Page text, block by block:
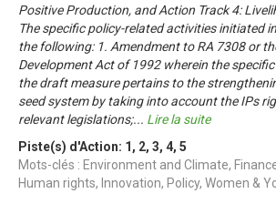
Positive Production, and Action Track 4:
The specific policy-related activities initiated
the following: 1. Amendment to RA 7308 or
Development Act of 1992 wherein the
the draft measure pertains to the
seed system by taking into account the IPs
relevant legislations;... Lire la suite
Piste(s) d'Action: 1 , 2, 3, 4, 5
Mots-clés : Environment and Climate,
Human rights, Innovation, Policy, Women &